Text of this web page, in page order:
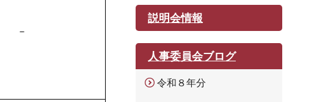
－
説明会情報
人事委員会ブログ
令和８年分